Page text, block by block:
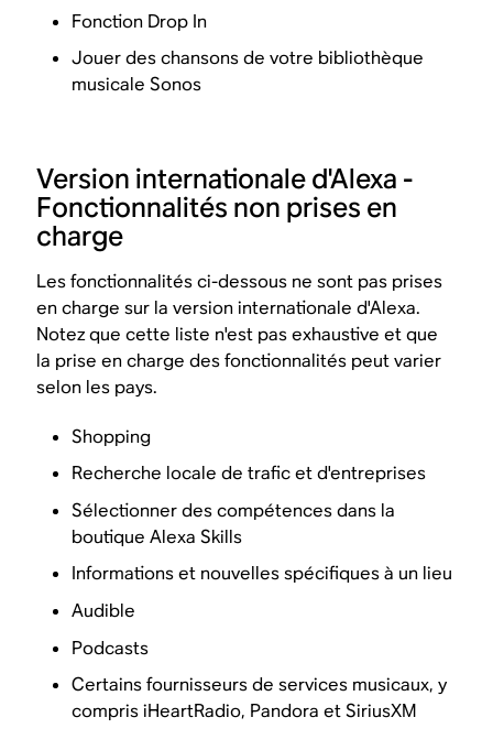
Fonction Drop In
Jouer des chansons de votre bibliothèque
musicale Sonos
Version internationale d'Alexa -
Fonctionnalités non prises en
charge
Les fonctionnalités ci-dessous ne sont pas prises
en charge sur la version internationale d'Alexa.
Notez que cette liste n'est pas exhaustive et que
la prise en charge des fonctionnalités peut varier
selon les pays.
Shopping
Recherche locale de trafic et d'entreprises
Sélectionner des compétences dans la
boutique Alexa Skills
Informations et nouvelles spécifiques à un lieu
Audible
Podcasts
Certains fournisseurs de services musicaux, y
compris iHeartRadio, Pandora et SiriusXM